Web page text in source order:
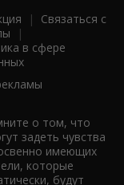
| Связаться с
|
в сфере
о том, что
задеть чувства
имеющих
которые
будут